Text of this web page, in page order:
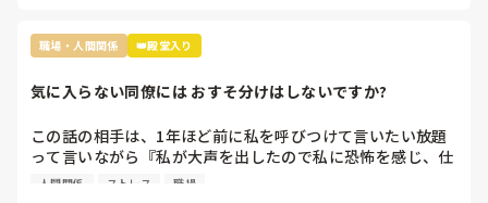
できるか、今一度模索してみてはいかがでしょうか。
職場・人間関係 👑殿堂入り
気に入らない同僚には おすそ分けはしないですか?
この話の相手は、1年ほど前に私を呼びつけて言いたい放題
って言いながら『私が大声を出したので私に恐怖を感じ、仕
事が一緒にできない』と因縁をつけてきた 看護師Nなんです
人間関係 ストレス 職場